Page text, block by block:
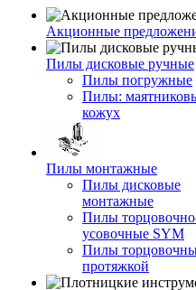
Акционные
Пилы дисковые ручные
Пилы погружные
Пилы:
кожух
Пилы монтажные
Пилы дисковые
монтажные
Пилы
усовочные SYM
Пилы
протяжкой